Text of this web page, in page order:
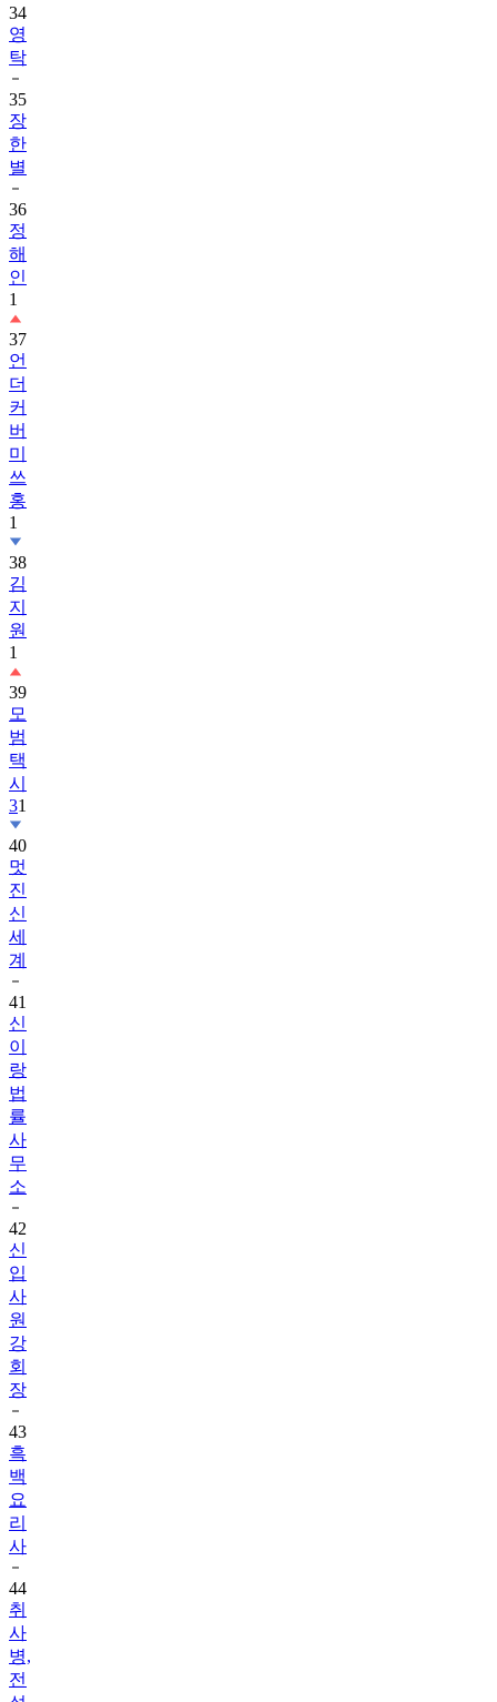
34
영
탁
35
장
한
별
36
정
해
인
1
37
언
더
커
버
미
쓰
홍
1
38
김
지
원
1
39
모
범
택
시
31
40
멋
진
신
세
계
41
신
이
랑
법
률
사
무
소
42
신
입
사
원
강
회
장
43
흑
백
요
리
사
44
취
사
병,
전